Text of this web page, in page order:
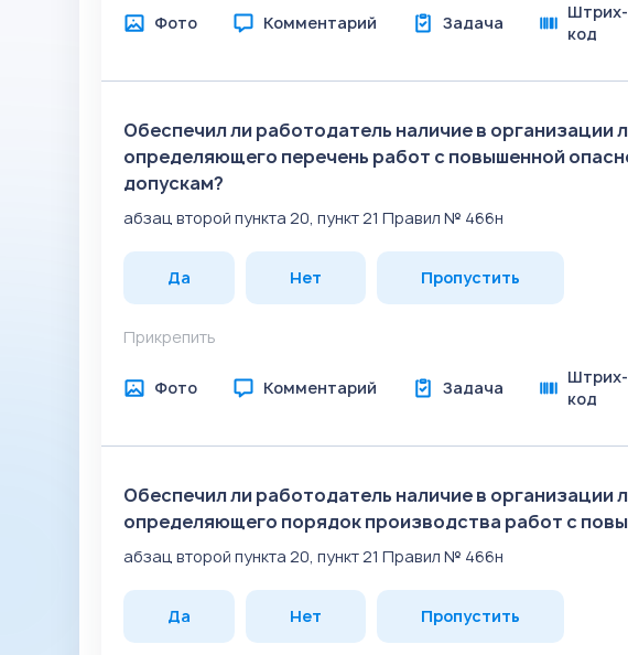
Фото Комментарий Задача
Штрих-
код
Обеспечил ли работодатель наличие в организации
определяющего перечень работ с повышенной
допускам?
абзац второй пункта 20, пункт 21 Правил № 466н
Да Нет Пропустить
Прикрепить
Фото Комментарий Задача
Штрих-
код
Обеспечил ли работодатель наличие в организации
определяющего порядок производства работ с
абзац второй пункта 20, пункт 21 Правил № 466н
Да Нет Пропустить